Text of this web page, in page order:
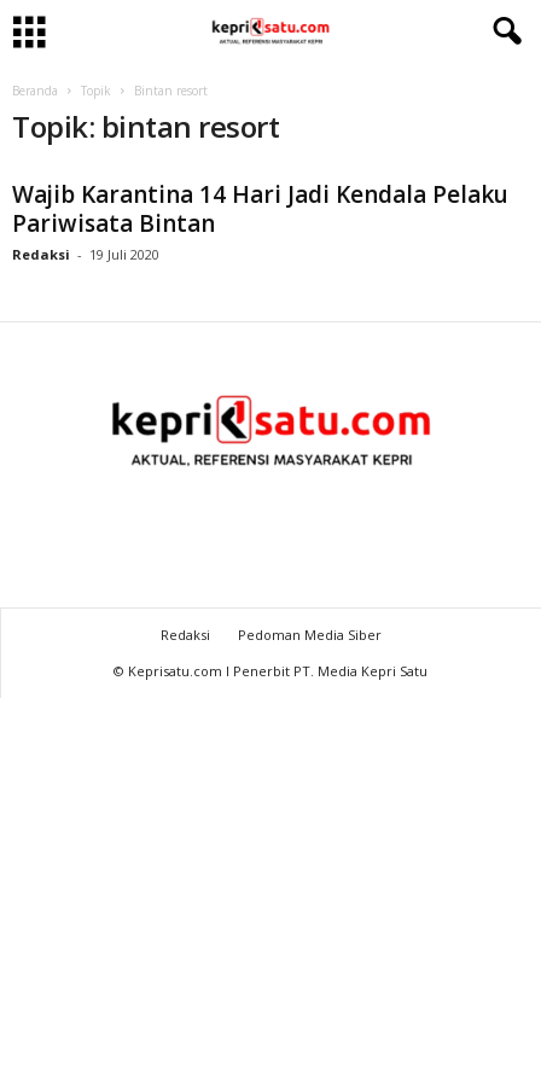
Beranda Topik Bintan resort
Topik: bintan resort
Wajib Karantina 14 Hari Jadi Kendala Pelaku
Pariwisata Bintan
Redaksi - 19 Juli 2020
Redaksi
Pedoman Media Siber
© Keprisatu.com I Penerbit PT. Media Kepri Satu